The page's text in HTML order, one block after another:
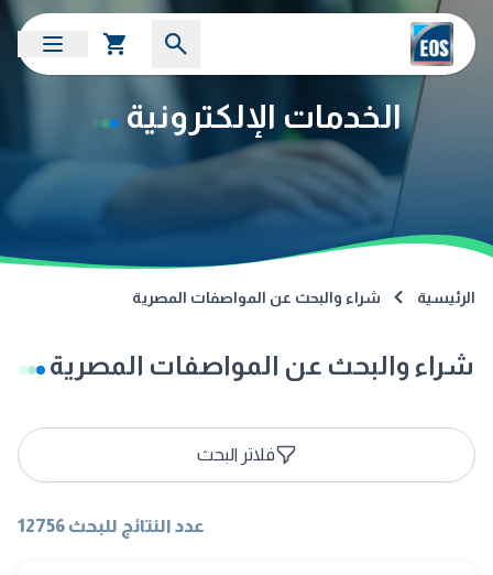
الخدمات الإلكترونية
الرئيسية شراء والبحث عن المواصفات المصرية
شراء والبحث عن المواصفات المصرية
فلاتر البحث
عدد النتائج للبحث 12756